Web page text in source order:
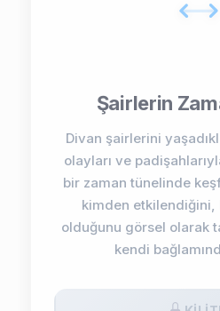
Şairlerin
Divan şairlerini
olayları ve
bir zaman tünelinde
kimden etkilendiğini,
olduğunu görsel olarak
kendi